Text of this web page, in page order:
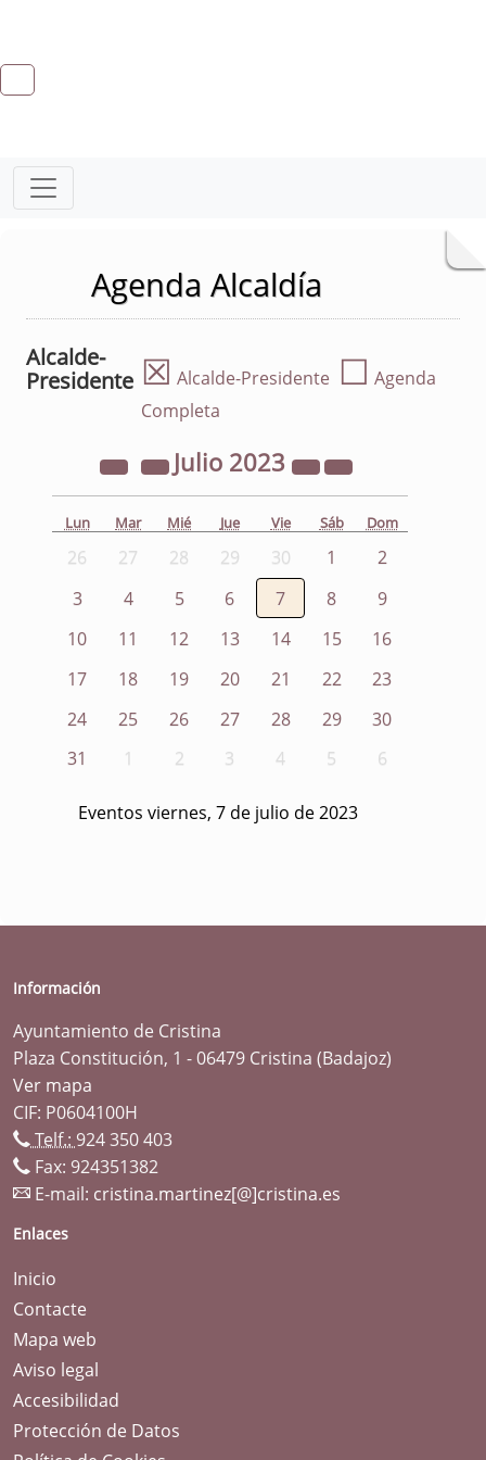
Agenda Alcaldía
Alcalde-
Presidente ☒ Alcalde-Presidente ☐ Agenda
Completa
Julio 2023
Lun Mar Mié Jue Vie Sáb Dom
26 27 28 29 30 1
2
3
4 5 6 7 8
9
10
11 12 13 14 15
16
17
18 19 20 21 22
23
24
25 26 27 28 29
30
31
1 2 3 4 5 6
Eventos viernes, 7 de julio de 2023
Información
Ayuntamiento de Cristina
Plaza Constitución, 1 - 06479 Cristina (Badajoz)
Ver mapa
CIF: P0604100H
Telf.: 924 350 403
Fax: 924351382
E-mail: cristina.martinez[@]cristina.es
Enlaces
Inicio
Contacte
Mapa web
Aviso legal
Accesibilidad
Protección de Datos